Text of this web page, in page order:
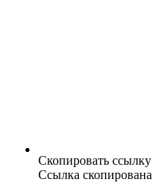
Скопировать ссылку
Ссылка скопирована